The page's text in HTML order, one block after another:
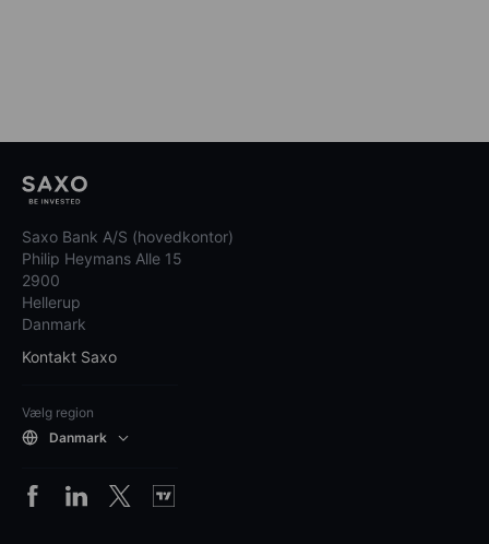
Saxo Bank A/S (hovedkontor)
Philip Heymans Alle 15
2900
Hellerup
Danmark
Kontakt Saxo
Vælg region
Danmark